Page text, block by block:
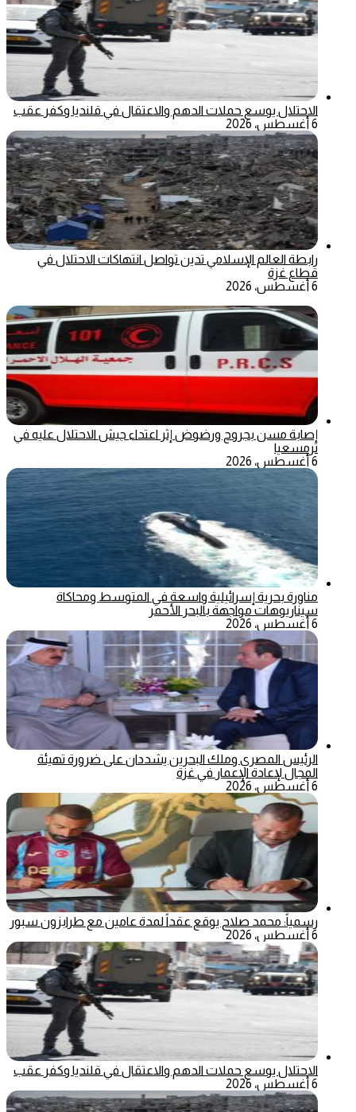
الاحتلال يوسع حملات الدهم والاعتقال في قلنديا وكفر عقب
6 أغسطس، 2026
رابطة العالم الإسلامي تدين تواصل انتهاكات الاحتلال في
قطاع غزة
6 أغسطس، 2026
إصابة مسن بجروح ورضوض إثر اعتداء جيش الاحتلال عليه في
ترمسعيا
6 أغسطس، 2026
مناورة بحرية إسرائيلية واسعة في المتوسط ومحاكاة
سيناريوهات مواجهة بالبحر الأحمر
6 أغسطس، 2026
الرئيس المصري وملك البحرين يشددان على ضرورة تهيئة
المجال لإعادة الإعمار في غزة
6 أغسطس، 2026
رسمياً: محمد صلاح يوقع عقداً لمدة عامين مع طرابزون سبور
6 أغسطس، 2026
الاحتلال يوسع حملات الدهم والاعتقال في قلنديا وكفر عقب
6 أغسطس، 2026